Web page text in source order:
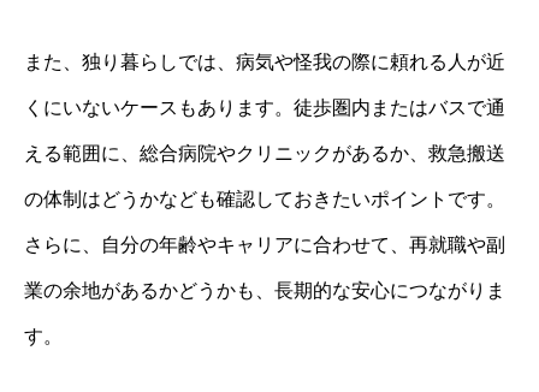
また、独り暮らしでは、病気や怪我の際に頼れる人が近
くにいないケースもあります。徒歩圏内またはバスで通
える範囲に、総合病院やクリニックがあるか、救急搬送
の体制はどうかなども確認しておきたいポイントです。
さらに、自分の年齢やキャリアに合わせて、再就職や副
業の余地があるかどうかも、長期的な安心につながりま
す。